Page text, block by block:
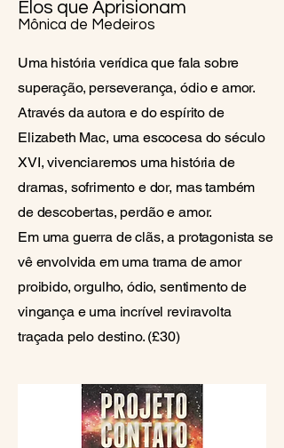
Elos que Aprisionam
Mônica de Medeiros
Uma história verídica que fala sobre
superação, perseverança, ódio e amor.
Através da autora e do espírito de
Elizabeth Mac, uma escocesa do século
XVI, vivenciaremos uma história de
dramas, sofrimento e dor, mas também
de descobertas, perdão e amor.
Em uma guerra de clãs, a protagonista se
vê envolvida em uma trama de amor
proibido, orgulho, ódio, sentimento de
vingança e uma incrível reviravolta
traçada pelo destino. (£30)